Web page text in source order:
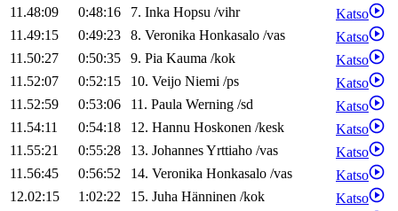
11.48:09
0:48:16 7. Inka Hopsu /vihr
Katso
11.49:15
0:49:23 8. Veronika Honkasalo /vas
Katso
11.50:27
0:50:35 9. Pia Kauma /kok
Katso
11.52:07
0:52:15 10. Veijo Niemi /ps
Katso
11.52:59
0:53:06 11. Paula Werning /sd
Katso
11.54:11
0:54:18 12. Hannu Hoskonen /kesk
Katso
11.55:21
0:55:28 13. JohannesYrttiaho /vas
Katso
11.56:45
0:56:52 14. Veronika Honkasalo /vas
Katso
12.02:15
1:02:22 15. Juha Hänninen /kok
Katso